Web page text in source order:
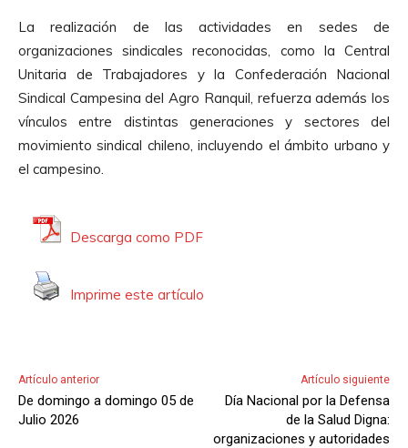
La realización de las actividades en sedes de
organizaciones sindicales reconocidas, como la Central
Unitaria de Trabajadores y la Confederación Nacional
Sindical Campesina del Agro Ranquil, refuerza además los
vínculos entre distintas generaciones y sectores del
movimiento sindical chileno, incluyendo el ámbito urbano y
el campesino.
Descarga como PDF
Imprime este artículo
Artículo anterior
De domingo a domingo 05 de
Julio 2026
Artículo siguiente
Día Nacional por la Defensa
de la Salud Digna:
organizaciones y autoridades